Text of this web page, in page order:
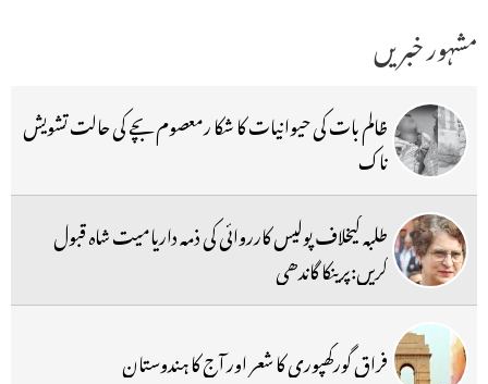
مشہور خبریں
ظالم بات کی حیوانیات کا شکا رمعصوم بچے کی حالت تشویش
ناک
طلبہ کیخلاف پولیس کارروائی کی ذمہ داریامیت شاہ قبول
کریں:پرینکا گاندھی
فراق گورکھپوری کا شعر اور آج کا ہندوستان